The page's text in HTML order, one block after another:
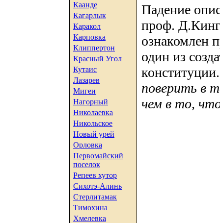
Каанде
Кагарлык
Каракол
Карповка
Клиппертон
Красный Угол
Кутаис
Лазарев
Мигеи
Нагорный
Николаевка
Никольское
Новый урей
Орловка
Первомайский
поселок
Репеев хутор
Сихотэ-Алинь
Стерлитамак
Тимохина
Хмелевка
Падение
проф.
ознакомлен
один из
поверить в
чем в то,